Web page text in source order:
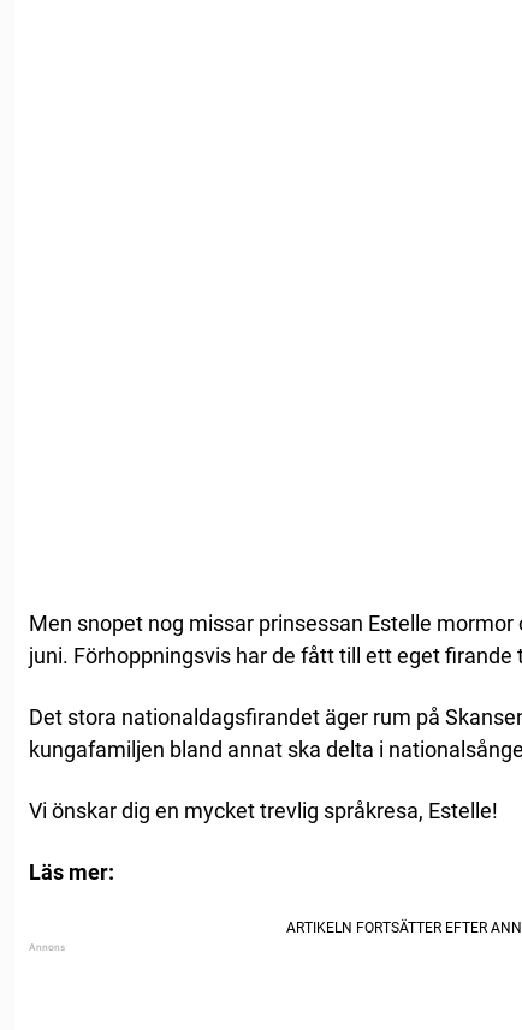
Men snopet nog missar prinsessan Estelle
juni. Förhoppningsvis har de fått till ett eget firande
Det stora nationaldagsfirandet äger rum på
kungafamiljen bland annat ska delta i
Vi önskar dig en mycket trevlig språkresa, Estelle!
Läs mer: